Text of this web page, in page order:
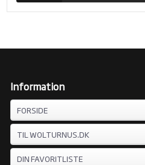
Information
FORSIDE
TIL WOLTURNUS.DK
DIN FAVORITLISTE